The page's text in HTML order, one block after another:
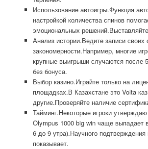
Использование автоигры.Функция
настройкой количества спинов
эмоциональных
Анализ истории.Ведите записи своих
закономерности.Например, многие
крупные выигрыши случаются после
без бонуса.
Выбор казино.Играйте только на
площадках.В Казахстане это Volta
другие.Проверяйте наличие
Тайминг.Некоторые игроки
Olympus 1000 big win чаще выпадает
6 до 9 утра).Научного подтверждения
показывает.